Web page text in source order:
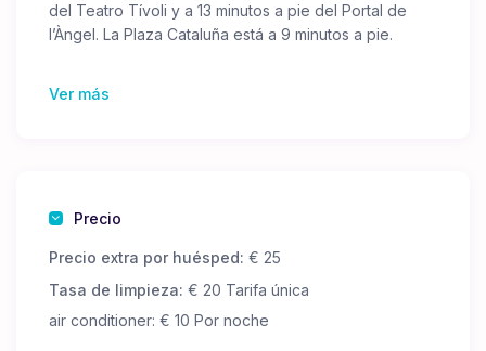
del Teatro Tívoli y a 13 minutos a pie del Portal de
l’Àngel. La Plaza Cataluña está a 9 minutos a pie.
huéspedes.
cerradas con llave y solo tú tendrás acceso a tu
Hay un baño compartido y una cocina donde puedes
preparar tus propias comidas. Una de las
habitaciones tiene baño privado (consulta las
Ver más
Precio
Precio extra por huésped: € 25
Tasa de limpieza: € 20 Tarifa única
air conditioner: € 10 Por noche